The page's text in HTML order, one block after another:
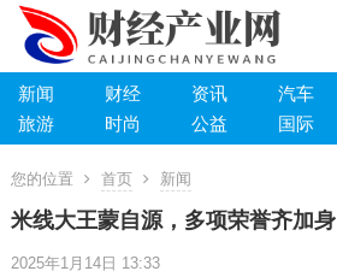
新闻 财经 资讯 汽车
旅游
时尚 公益 国际
您的位置 首页 新闻
米线大王蒙自源，多项荣誉齐加身
2025年1月14日 13:33